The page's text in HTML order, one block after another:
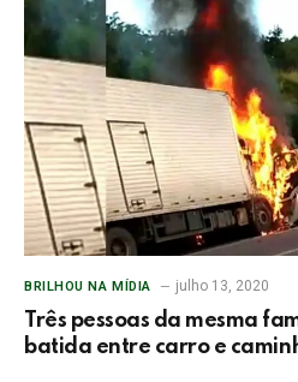
BRILHOU NA MÍDIA julho 13, 2020
Três pessoas da mesma
batida entre carro e